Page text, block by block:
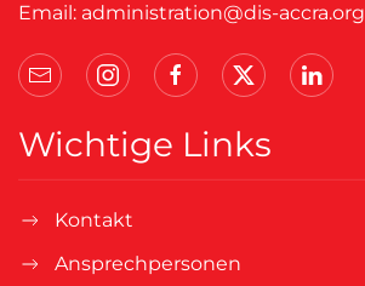
Email: administration@dis-accra.org
Wichtige Links
Kontakt
Ansprechpersonen